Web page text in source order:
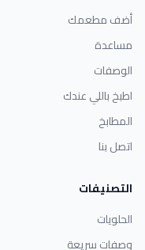
أضف مطعمك
مساعدة
الوصفات
اطبخ باللي عندك
المطابخ
اتصل بنا
التصنيفات
الحلويات
وصفات سريعة